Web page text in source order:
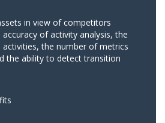
in view of competitors
of activity analysis, the
the number of metrics
the ability to detect transition